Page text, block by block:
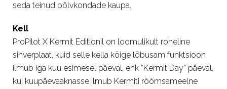
seda teinud põlvkondade kaupa.
Kell
ProPilot X Kermit Editionil on loomulikult roheline
sihverplaat, kuid selle kella kõige lõbusam funktsioon
ilmub iga kuu esimesel päeval, ehk “Kermit Day” päeval,
kui kuupäevaaknasse ilmub Kermiti rõõmsameelne